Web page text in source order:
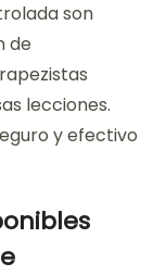
son
de
lecciones.
y efectivo